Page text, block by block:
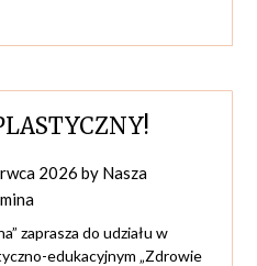
2026 by Nasza
zaprasza do udziału w
edukacyjnym „Zdrowie